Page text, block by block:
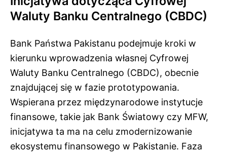
Waluty Banku Centralnego (CBDC)
Bank Państwa Pakistanu podejmuje kroki w
kierunku wprowadzenia własnej Cyfrowej
Waluty Banku Centralnego (CBDC), obecnie
znajdującej się w fazie prototypowania.
Wspierana przez międzynarodowe instytucje
finansowe, takie jak Bank Światowy czy MFW,
inicjatywa ta ma na celu zmodernizowanie
ekosystemu finansowego w Pakistanie. Faza